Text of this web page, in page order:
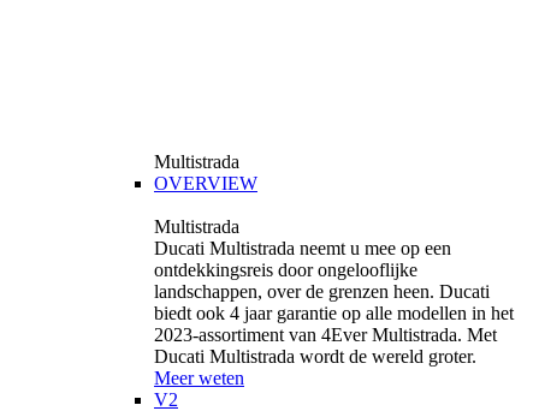
Multistrada
OVERVIEW
Multistrada
Ducati Multistrada neemt u mee op een
ontdekkingsreis door ongelooflijke
landschappen, over de grenzen heen. Ducati
biedt ook 4 jaar garantie op alle modellen in het
2023-assortiment van 4Ever Multistrada. Met
Ducati Multistrada wordt de wereld groter.
Meer weten
V2